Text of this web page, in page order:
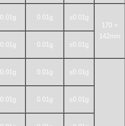
0.01g 0.01g
±0.01g
170 ×
142mm
0.01g 0.01g ±0.01g
0.01g 0.01g ±0.01g
0.01g 0.01g ±0.01g